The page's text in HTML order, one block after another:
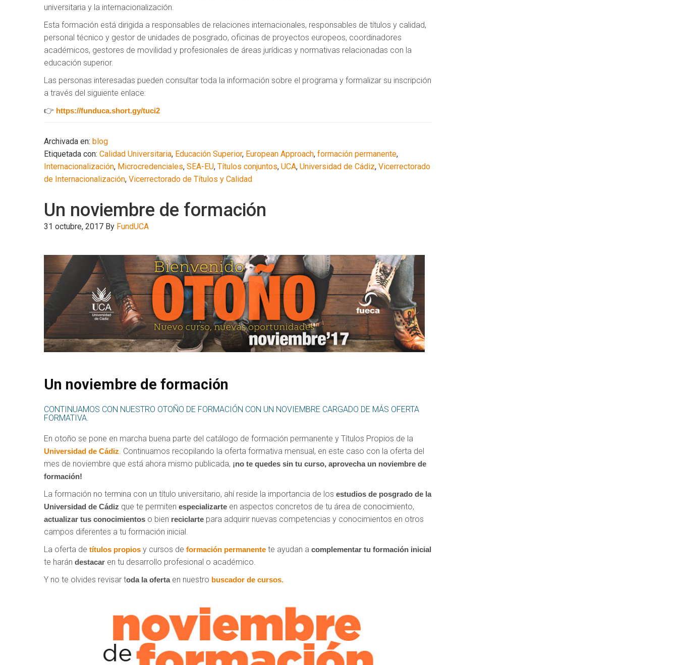
universitaria y la internacionalización.
Esta formación está dirigida a responsables de relaciones internacionales, responsables de títulos y calidad,
personal técnico y gestor de unidades de posgrado, oficinas de proyectos europeos, coordinadores
académicos, gestores de movilidad y profesionales de áreas jurídicas y normativas relacionadas con la
educación superior.
Las personas interesadas pueden consultar toda la información sobre el programa y formalizar su inscripción
a través del siguiente enlace:
👉 https://funduca.short.gy/tuci2
Archivada en: blog
Etiquetada con: Calidad Universitaria, Educación Superior, European Approach, formación permanente,
Internacionalización, Microcredenciales, SEA-EU, Títulos conjuntos, UCA, Universidad de Cádiz, Vicerrectorado
de Internacionalización, Vicerrectorado de Títulos y Calidad
Un noviembre de formación
31 octubre, 2017 By FundUCA
Un noviembre de formación
CONTINUAMOS CON NUESTRO OTOÑO DE FORMACIÓN CON UN NOVIEMBRE CARGADO DE MÁS OFERTA
FORMATIVA.
En otoño se pone en marcha buena parte del catálogo de formación permanente y Títulos Propios de la
Universidad de Cádiz. Continuamos recopilando la oferta formativa mensual, en este caso con la oferta del
mes de noviembre que está ahora mismo publicada, ¡no te quedes sin tu curso, aprovecha un noviembre de
formación!
La formación no termina con un título universitario, ahí reside la importancia de los estudios de posgrado de la
Universidad de Cádiz que te permiten especializarte en aspectos concretos de tu área de conocimiento,
actualizar tus conocimientos o bien reciclarte para adquirir nuevas competencias y conocimientos en otros
campos diferentes a tu formación inicial.
La oferta de títulos propios y cursos de formación permanente te ayudan a complementar tu formación inicial
te harán destacar en tu desarrollo profesional o académico.
Y no te olvides revisar toda la ofertaen nuestro buscador de cursos.